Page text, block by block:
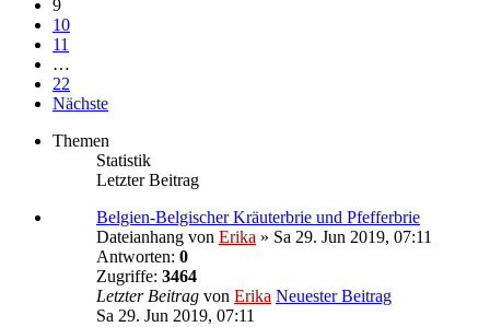
9
10
11
…
22
Nächste
Themen
Statistik
Letzter Beitrag
Belgien-Belgischer Kräuterbrie und Pfefferbrie
Dateianhang von Erika » Sa 29. Jun 2019, 07:11
Antworten: 0
Zugriffe: 3464
Letzter Beitrag von Erika Neuester Beitrag
Sa 29. Jun 2019, 07:11